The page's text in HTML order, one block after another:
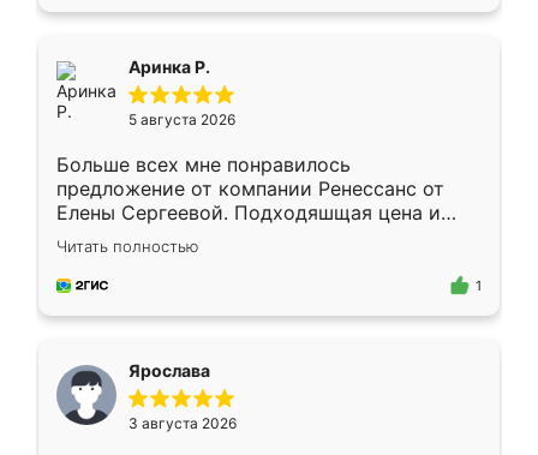
Аринка Р.
5 августа 2026
Больше всех мне понравилось
предложение от компании Ренессанс от
Елены Сергеевой. Подходяшщая цена и
короткие сроки изготовления. Приехавший
для замера сотрудник Владислав
предложил по моему эскизу самый
Читать полностью
1
Ярослава
3 августа 2026